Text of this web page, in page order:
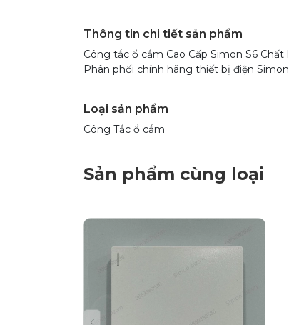
Thông tin chi tiết sản phẩm
Công tắc ổ cắm Cao Cấp Simon S6
Phân phối chính hãng thiết bị điện
Loại sản phẩm
Công Tắc ổ cắm
Sản phẩm cùng loại